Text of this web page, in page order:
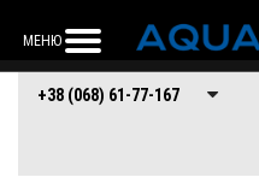
МЕНЮ
+38 (068) 61-77-
167
+38 (068) 61-77-167